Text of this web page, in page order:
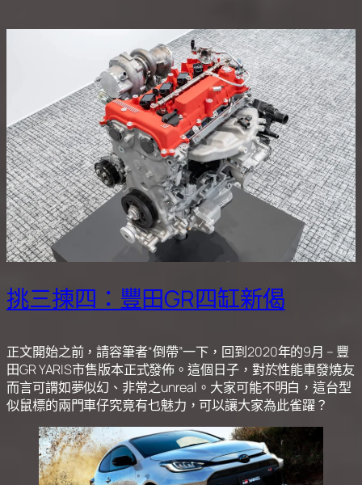
挑三揀四：豐田GR四缸新偈
正文開始之前，請容筆者“倒帶”一下，回到2020年的9月 – 豐
田GR YARIS市售版本正式發佈。這個日子，對於性能車發燒友
而言可謂如夢似幻、非常之unreal。大家可能不明白，這台型
似鼠標的兩門車仔究竟有乜魅力，可以讓大家為此雀躍？